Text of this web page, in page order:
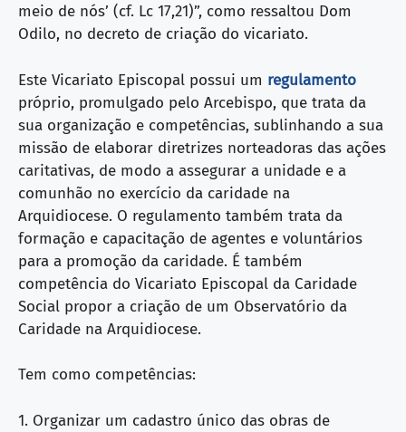
meio de nós’ (cf. Lc 17,21)”, como ressaltou Dom
Odilo, no decreto de criação do vicariato.
Este Vicariato Episcopal possui um regulamento
próprio, promulgado pelo Arcebispo, que trata da
sua organização e competências, sublinhando a sua
missão de elaborar diretrizes norteadoras das ações
caritativas, de modo a assegurar a unidade e a
comunhão no exercício da caridade na
Arquidiocese. O regulamento também trata da
formação e capacitação de agentes e voluntários
para a promoção da caridade. É também
competência do Vicariato Episcopal da Caridade
Social propor a criação de um Observatório da
Caridade na Arquidiocese.
Tem como competências:
1. Organizar um cadastro único das obras de